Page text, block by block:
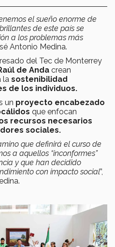
el sueño enorme de
de este país se
a los problemas más
Antonio Medina.
del Tec de Monterrey
de Anda crean
la sostenibilidad
de los individuos.
un proyecto encabezado
que enfocan
recursos necesarios
sociales.
que definirá el curso de
a aquellos “inconformes”
y que han decidido
con impacto social”,